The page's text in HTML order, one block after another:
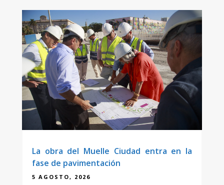
La obra del Muelle Ciudad entra en la
fase de pavimentación
5 AGOSTO, 2026